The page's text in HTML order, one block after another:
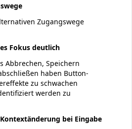
Zugangswege
Fokus deutlich
Abbrechen, Speichern
haben Button-
zu schwachen
werden zu
bei Eingabe